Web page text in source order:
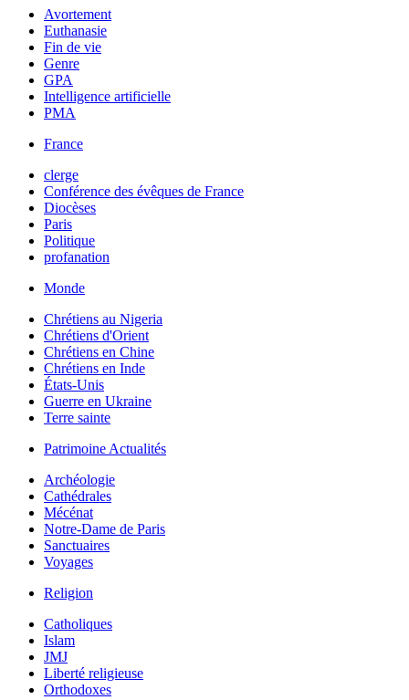
Avortement
Euthanasie
Fin de vie
Genre
GPA
Intelligence artificielle
PMA
France
clerge
Conférence des évêques de France
Diocèses
Paris
Politique
profanation
Monde
Chrétiens au Nigeria
Chrétiens d'Orient
Chrétiens en Chine
Chrétiens en Inde
États-Unis
Guerre en Ukraine
Terre sainte
Patrimoine Actualités
Archéologie
Cathédrales
Mécénat
Notre-Dame de Paris
Sanctuaires
Voyages
Religion
Catholiques
Islam
JMJ
Liberté religieuse
Orthodoxes